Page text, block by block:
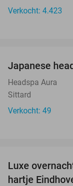
Verkocht: 4.423
Japanese
Headspa Aura
Sittard
Verkocht: 49
Luxe
hartje